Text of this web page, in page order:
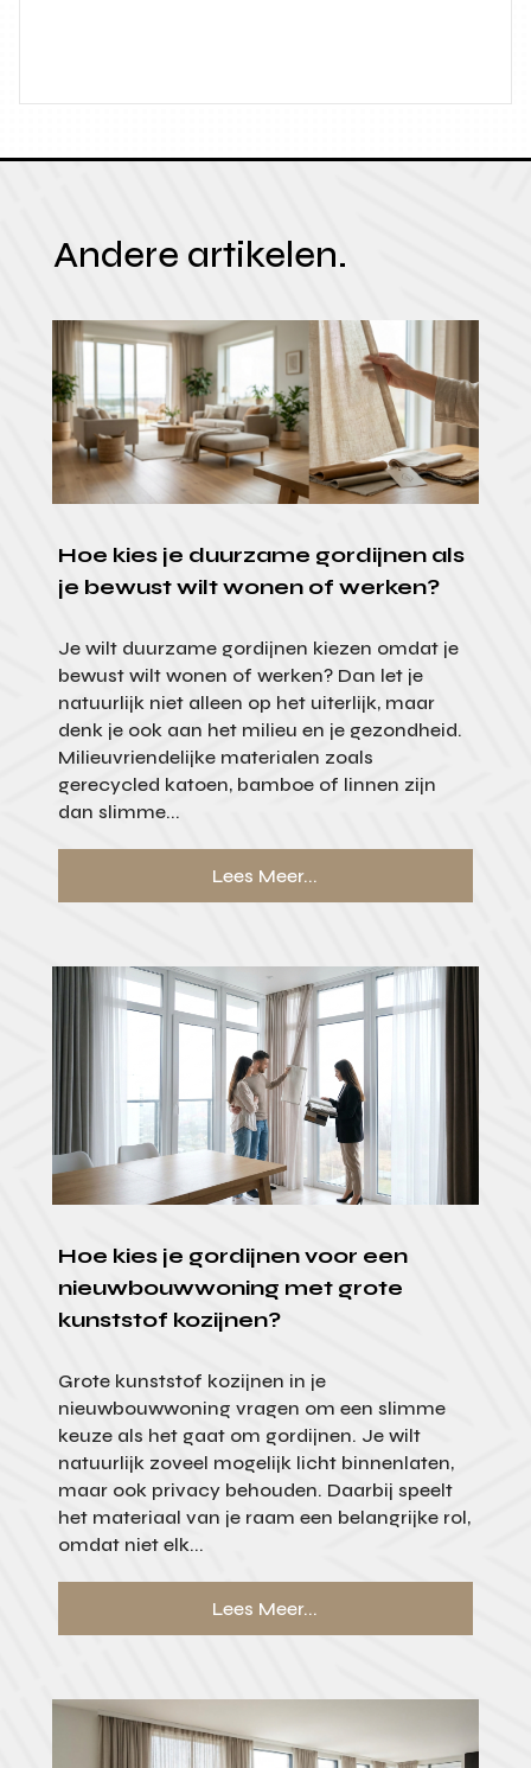
Andere artikelen.
Hoe kies je duurzame gordijnen als
je bewust wilt wonen of werken?
Je wilt duurzame gordijnen kiezen omdat je
bewust wilt wonen of werken? Dan let je
natuurlijk niet alleen op het uiterlijk, maar
denk je ook aan het milieu en je gezondheid.
Milieuvriendelijke materialen zoals
gerecycled katoen, bamboe of linnen zijn
dan slimme...
Lees Meer...
Hoe kies je gordijnen voor een
nieuwbouwwoning met grote
kunststof kozijnen?
Grote kunststof kozijnen in je
nieuwbouwwoning vragen om een slimme
keuze als het gaat om gordijnen. Je wilt
natuurlijk zoveel mogelijk licht binnenlaten,
maar ook privacy behouden. Daarbij speelt
het materiaal van je raam een belangrijke rol,
omdat niet elk...
Lees Meer...